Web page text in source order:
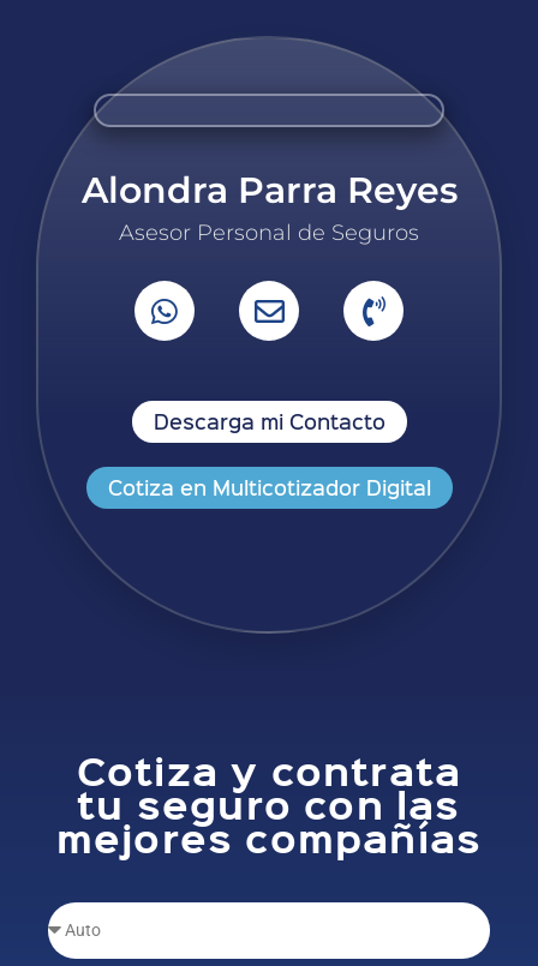
Alondra Parra Reyes
Asesor Personal de Seguros
Descarga mi Contacto
Cotiza en Multicotizador Digital
Cotiza y contrata
tu seguro con las
mejores compañías